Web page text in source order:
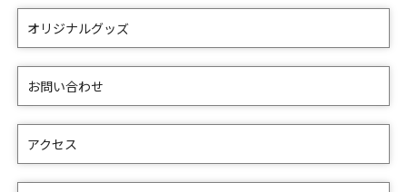
オリジナルグッズ
お問い合わせ
アクセス